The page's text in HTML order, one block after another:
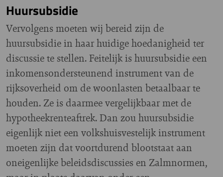
Huursubsidie
Vervolgens moeten wij bereid zijn de
huursubsidie in haar huidige hoedanigheid ter
discussie te stellen. Feitelijk is huursubsidie een
inkomensondersteunend instrument van de
rijksoverheid om de woonlasten betaalbaar te
houden. Ze is daarmee vergelijkbaar met de
hypotheekrenteaftrek. Dan zou huursubsidie
eigenlijk niet een volkshuisvestelijk instrument
moeten zijn dat voortdurend blootstaat aan
oneigenlijke beleidsdiscussies en Zalmnormen,